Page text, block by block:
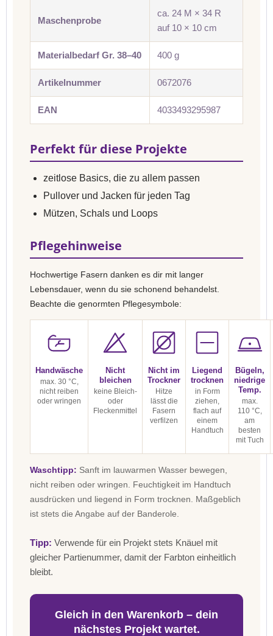
Maschenprobe
ca. 24 M × 34 R
auf 10 × 10 cm
Materialbedarf Gr. 38–40 400 g
Artikelnummer 0672076
EAN 4033493295987
Perfekt für diese Projekte
zeitlose Basics, die zu allem passen
Pullover und Jacken für jeden Tag
Mützen, Schals und Loops
Pflegehinweise
Hochwertige Fasern danken es dir mit langer
Lebensdauer, wenn du sie schonend behandelst.
Beachte die genormten Pflegesymbole:
Handwäsche
max. 30 °C,
nicht reiben
oder wringen
Nicht
bleichen
keine Bleich-
oder
Fleckenmittel
Nicht im
Trockner
Hitze
lässt die
Fasern
verfilzen
Liegend
trocknen
in Form
ziehen,
flach auf
einem
Handtuch
Bügeln,
niedrige
Temp.
max.
110 °C,
am
besten
mit Tuch
Waschtipp: Sanft im lauwarmen Wasser bewegen,
nicht reiben oder wringen. Feuchtigkeit im Handtuch
ausdrücken und liegend in Form trocknen. Maßgeblich
ist stets die Angabe auf der Banderole.
Tipp: Verwende für ein Projekt stets Knäuel mit
gleicher Partienummer, damit der Farbton einheitlich
bleibt.
Gleich in den Warenkorb – dein
nächstes Projekt wartet.